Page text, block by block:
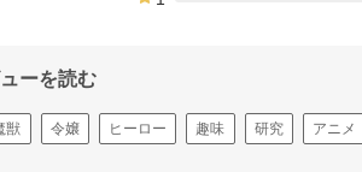
ーを読む
獣 令嬢 ヒーロー 趣味 研究 アニメ